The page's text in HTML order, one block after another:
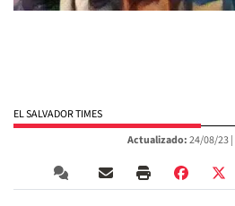
EL SALVADOR TIMES
Actualizado:24/08/23 |